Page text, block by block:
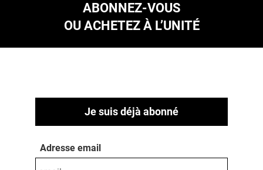
ABONNEZ-VOUS
OU ACHETEZ À L’UNITÉ
Je suis déjà abonné
Adresse email